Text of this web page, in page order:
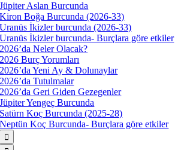
Jüpiter Aslan Burcunda
Kiron Boğa Burcunda (2026-33)
Uranüs İkizler burcunda (2026-33)
Uranüs İkizler burcunda- Burçlara göre etkiler
2026’da Neler Olacak?
2026 Burç Yorumları
2026’da Yeni Ay & Dolunaylar
2026’da Tutulmalar
2026’da Geri Giden Gezegenler
Jüpiter Yengeç Burcunda
Satürn Koç Burcunda (2025-28)
Neptün Koç Burcunda- Burçlara göre etkiler
